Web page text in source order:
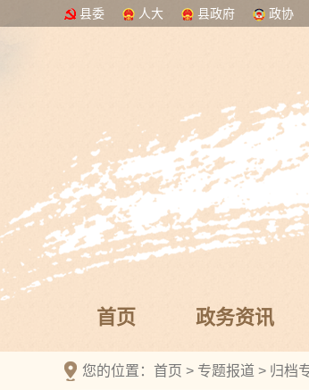
县委 人大 县政府 政协
首页 政务资讯
您的位置： 首页 > 专题报道 > 归档